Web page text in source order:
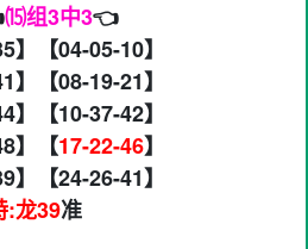
⒂组3中3👈
】【04-05-10】
】【08-19-21】
】【10-37-42】
】【17-22-46】
】【24-26-41】
:龙39准